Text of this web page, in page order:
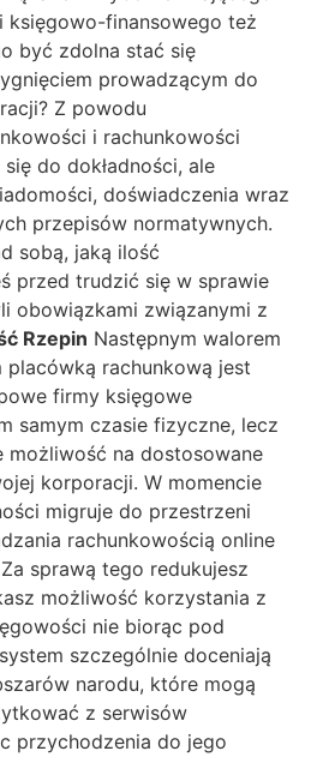
księgowo-finansowego też
być zdolna stać się
prowadzącym do
Z powodu
i rachunkowości
do dokładności, ale
doświadczenia wraz
przepisów normatywnych.
sobą, jaką ilość
przed trudzić się w sprawie
obowiązkami związanymi z
Rzepin Następnym walorem
placówką rachunkową jest
firmy księgowe
samym czasie fizyczne, lecz
na dostosowane
korporacji. W momencie
migruje do przestrzeni
rachunkowością online
sprawą tego redukujesz
możliwość korzystania z
nie biorąc pod
szczególnie doceniają
narodu, które mogą
z serwisów
przychodzenia do jego